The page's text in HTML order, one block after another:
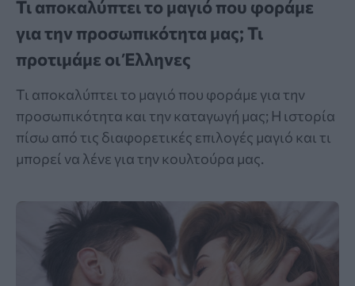
Τι αποκαλύπτει το μαγιό που φοράμε
για την προσωπικότητα μας; Τι
προτιμάμε οι Έλληνες
Τι αποκαλύπτει το μαγιό που φοράμε για την
προσωπικότητα και την καταγωγή μας; Η ιστορία
πίσω από τις διαφορετικές επιλογές μαγιό και τι
μπορεί να λένε για την κουλτούρα μας.